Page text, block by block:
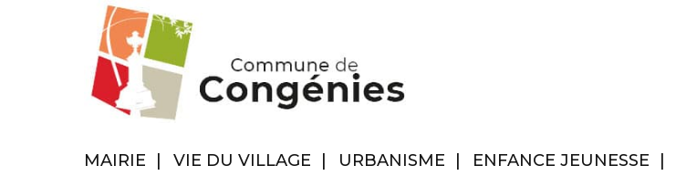
MAIRIE VIE DU VILLAGE URBANISME ENFANCE JEUNESSE